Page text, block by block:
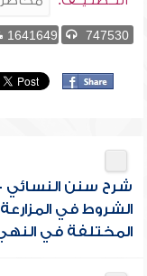
747530
1641649
شرح سنن النسائي -
الشروط في
المختلفة في النهي